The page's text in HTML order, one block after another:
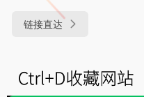
链接直达